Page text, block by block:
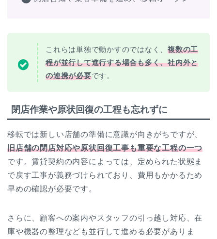
これらは単独で動かすのではなく、複数の工
程が並行して進行する場合も多く、社内外と
の連携が必要です。
閉店作業や原状回復の工程も忘れずに
移転では新しい店舗の準備に意識が向きがちですが、
旧店舗の閉店対応や原状回復工事も重要な工程の一つ
です。賃貸契約の内容によっては、定められた状態ま
で戻す工事が義務づけられており、費用もかかるため
早めの確認が必要です。
さらに、顧客への案内やスタッフの引っ越し対応、在
庫や機器の整理なども並行して進める必要がありま